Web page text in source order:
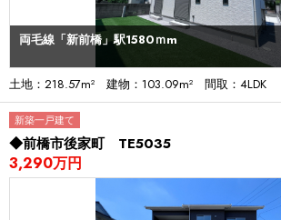
両毛線「新前橋」駅1580ｍm
土地：218.57m² 建物：103.09m² 間取：4LDK
新築一戸建て
◆前橋市後家町 TE5035
3,290万円